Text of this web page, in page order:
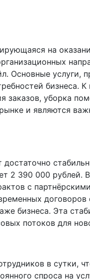
на
Основные услуги,
бизнеса. К
заказов, уборка
и являются
2 390 000 рублей.
с
договоров
бизнеса. Эта
потоков для
в сутки,
спроса на